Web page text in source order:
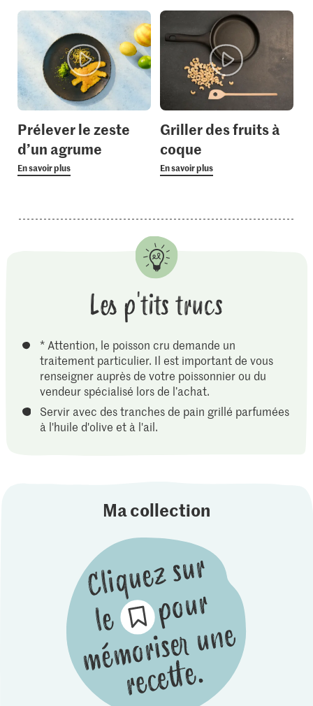
Prélever le zeste
d’un agrume
En savoir plus
Griller des fruits à
coque
En savoir plus
Les p'tits trucs
* Attention, le poisson cru demande un
traitement particulier. Il est important de vous
renseigner auprès de votre poissonnier ou du
vendeur spécialisé lors de l’achat.
Servir avec des tranches de pain grillé parfumées
à l'huile d'olive et à l'ail.
Ma collection